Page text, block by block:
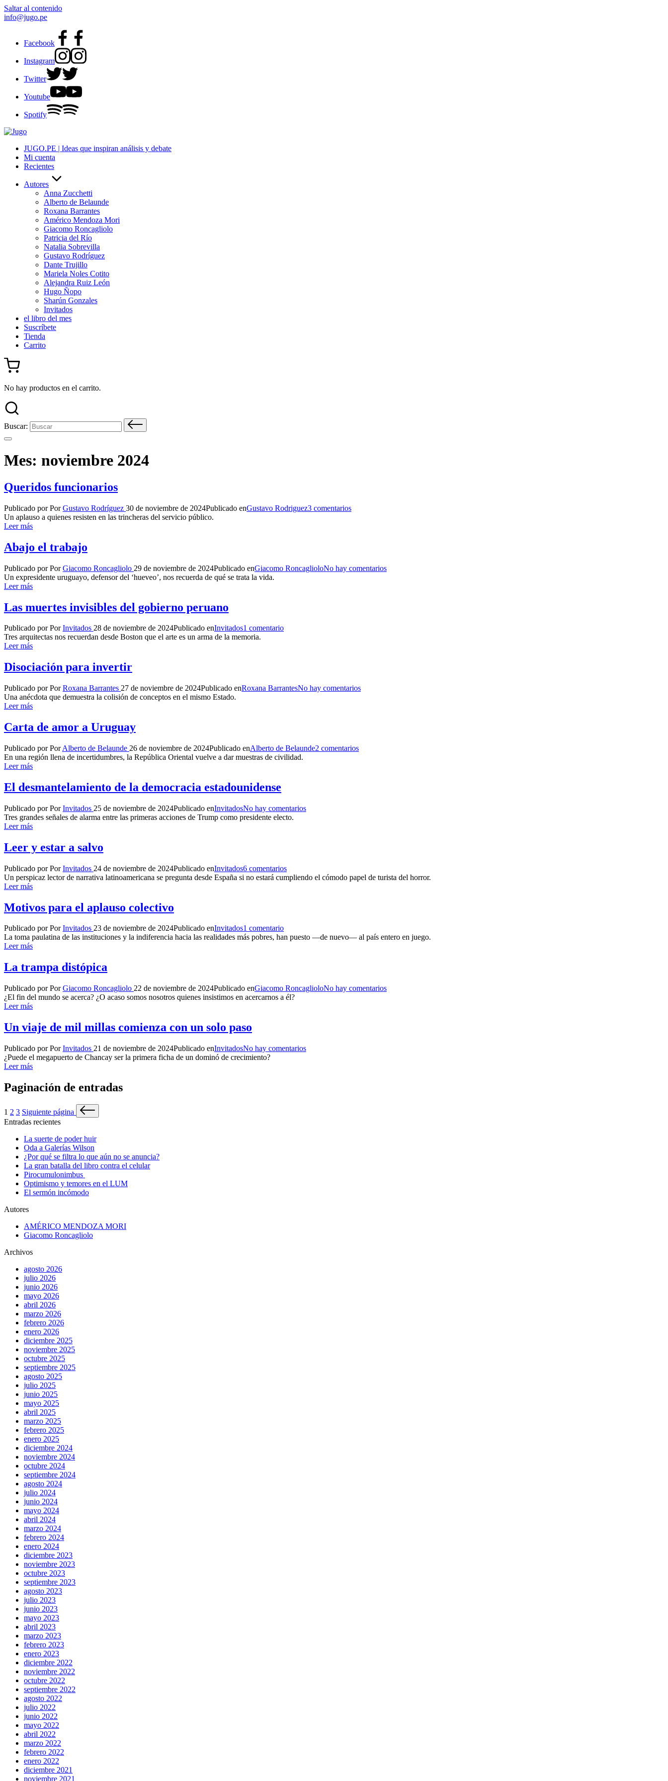
Saltar al contenido
info@jugo.pe
Facebook
Instagram
Twitter
Youtube
Spotify
JUGO.PE | Ideas que inspiran análisis y debate
Mi cuenta
Recientes
Autores
Anna Zucchetti
Alberto de Belaunde
Roxana Barrantes
Américo Mendoza Mori
Giacomo Roncagliolo
Patricia del Río
Natalia Sobrevilla
Gustavo Rodríguez
Dante Trujillo
Mariela Noles Cotito
Alejandra Ruiz León
Hugo Ñopo
Sharún Gonzales
Invitados
el libro del mes
Suscríbete
Tienda
Carrito
No hay productos en el carrito.
Buscar:
Mes: noviembre 2024
Queridos funcionarios
Publicado por PorGustavo Rodríguez 30 de noviembre de 2024Publicado enGustavo Rodriguez3 comentarios
Un aplauso a quienes resisten en las trincheras del servicio público.
Leer más
Abajo el trabajo
Publicado por PorGiacomo Roncagliolo 29 de noviembre de 2024Publicado enGiacomo RoncaglioloNo hay comentarios
Un expresidente uruguayo, defensor del ‘hueveo’, nos recuerda de qué se trata la vida.
Leer más
Las muertes invisibles del gobierno peruano
Publicado por PorInvitados 28 de noviembre de 2024Publicado enInvitados1 comentario
Tres arquitectas nos recuerdan desde Boston que el arte es un arma de la memoria.
Leer más
Disociación para invertir
Publicado por PorRoxana Barrantes 27 de noviembre de 2024Publicado enRoxana BarrantesNo hay comentarios
Una anécdota que demuestra la colisión de conceptos en el mismo Estado.
Leer más
Carta de amor a Uruguay
Publicado por PorAlberto de Belaunde 26 de noviembre de 2024Publicado enAlberto de Belaunde2 comentarios
En una región llena de incertidumbres, la República Oriental vuelve a dar muestras de civilidad.
Leer más
El desmantelamiento de la democracia estadounidense
Publicado por PorInvitados 25 de noviembre de 2024Publicado enInvitadosNo hay comentarios
Tres grandes señales de alarma entre las primeras acciones de Trump como presidente electo.
Leer más
Leer y estar a salvo
Publicado por PorInvitados 24 de noviembre de 2024Publicado enInvitados6 comentarios
Un perspicaz lector de narrativa latinoamericana se pregunta desde España si no estará cumpliendo el cómodo papel de turista del horror.
Leer más
Motivos para el aplauso colectivo
Publicado por PorInvitados 23 de noviembre de 2024Publicado enInvitados1 comentario
La toma paulatina de las instituciones y la indiferencia hacia las realidades más pobres, han puesto —de nuevo— al país entero en juego.
Leer más
La trampa distópica
Publicado por PorGiacomo Roncagliolo 22 de noviembre de 2024Publicado enGiacomo RoncaglioloNo hay comentarios
¿El fin del mundo se acerca? ¿O acaso somos nosotros quienes insistimos en acercarnos a él?
Leer más
Un viaje de mil millas comienza con un solo paso
Publicado por PorInvitados 21 de noviembre de 2024Publicado enInvitadosNo hay comentarios
¿Puede el megapuerto de Chancay ser la primera ficha de un dominó de crecimiento?
Leer más
Paginación de entradas
1 2 3 Siguiente página
Entradas recientes
La suerte de poder huir
Oda a Galerías Wilson
¿Por qué se filtra lo que aún no se anuncia?
La gran batalla del libro contra el celular
Pirocumulonimbus
Optimismo y temores en el LUM
El sermón incómodo
Autores
AMÉRICO MENDOZA MORI
Giacomo Roncagliolo
Archivos
agosto 2026
julio 2026
junio 2026
mayo 2026
abril 2026
marzo 2026
febrero 2026
enero 2026
diciembre 2025
noviembre 2025
octubre 2025
septiembre 2025
agosto 2025
julio 2025
junio 2025
mayo 2025
abril 2025
marzo 2025
febrero 2025
enero 2025
diciembre 2024
noviembre 2024
octubre 2024
septiembre 2024
agosto 2024
julio 2024
junio 2024
mayo 2024
abril 2024
marzo 2024
febrero 2024
enero 2024
diciembre 2023
noviembre 2023
octubre 2023
septiembre 2023
agosto 2023
julio 2023
junio 2023
mayo 2023
abril 2023
marzo 2023
febrero 2023
enero 2023
diciembre 2022
noviembre 2022
octubre 2022
septiembre 2022
agosto 2022
julio 2022
junio 2022
mayo 2022
abril 2022
marzo 2022
febrero 2022
enero 2022
diciembre 2021
noviembre 2021